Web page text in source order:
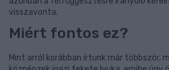
visszavonta.
Miért fontos ez?
Mint arról korábban írtunk már többször,